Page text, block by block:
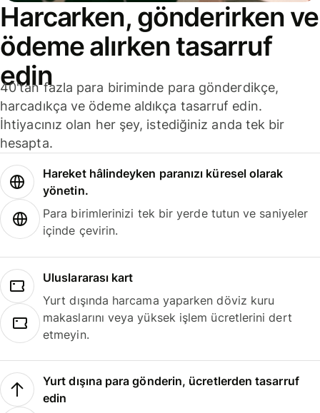
Harcarken, gönderirken ve
ödeme alırken tasarruf
edin
40'tan fazla para biriminde para gönderdikçe,
harcadıkça ve ödeme aldıkça tasarruf edin.
İhtiyacınız olan her şey, istediğiniz anda tek bir
hesapta.
Hareket hâlindeyken paranızı küresel olarak
yönetin.
Para birimlerinizi tek bir yerde tutun ve saniyeler
içinde çevirin.
Uluslararası kart
Yurt dışında harcama yaparken döviz kuru
makaslarını veya yüksek işlem ücretlerini dert
etmeyin.
Yurt dışına para gönderin, ücretlerden tasarruf
edin